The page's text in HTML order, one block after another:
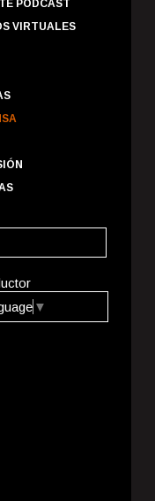
PODCAST
VIRTUALES
▼